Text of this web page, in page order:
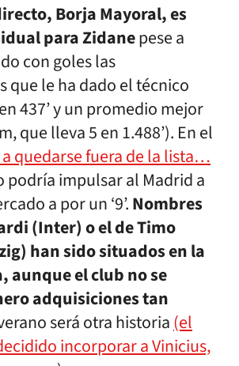
Borja Mayoral, es
para Zidanepese a
con goles las
que le ha dado el técnico
437’ y un promedio mejor
que lleva 5 en 1.488’). En el
quedarse fuera de la lista…
podría impulsar al Madrid a
a por un ‘9’.Nombres
(Inter) o el de Timo
han sido situados en la
aunque el club no se
adquisiciones tan
será otra historia(el
incorporar a Vinicius,